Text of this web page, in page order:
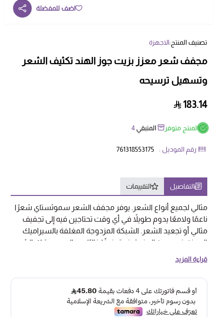
اضف للمفضلة
تصنيف المنتج:الاجهزة
مجفف شعر معزز بزيت جوز الهند تكثيف الشعر
وتسهيل ترسيحه
183.14
المنتج متوفر المتبقي 4
رقم الموديل : 761318553175
التفاصيل التقييمات
مثالي لجميع أنواع الشعر. يوفر مجفف الشعر سموثستاي شعرًا
ناعمًا ولامعًا يدوم طويلاً في أي وقت تحتاجين فيه إلى تجفيف
مثالي أو تجعيد الشعر. الشبكة المزدوجة المغلفة بالسيراميك
المعزز بزيت جوز الهند توفر تجفيفًا خاليًا من العيوب يترك الشعر
لتوجيه تدفق الهواء بالتساوي 2000 واط من القوة: تدفق هواء
قوي لتجفيف الشعر بسرعة. تكنولوجيا السيراميك التورمالين
الأيونية: تقلل من وقت التجفيف مع تقليل الكهرباء الساكنة
والتجعد لتحقيق تشطيب حريري.
قراءة المزيد